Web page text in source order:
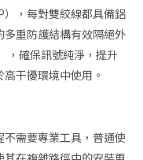
），每對雙絞線都具備鋁
重防護結構有效隔絕外
，確保訊號純淨，提升
干擾環境中使用。
需要專業工具，普通使